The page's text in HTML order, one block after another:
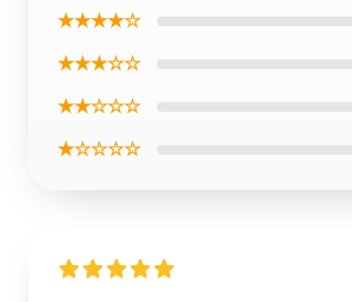
★★★★☆
★★★☆☆
★★☆☆☆
★☆☆☆☆